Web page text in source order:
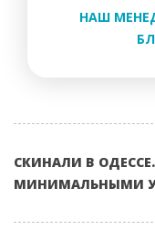
НАШ
СКИНАЛИ В
МИНИМАЛЬНЫМИ